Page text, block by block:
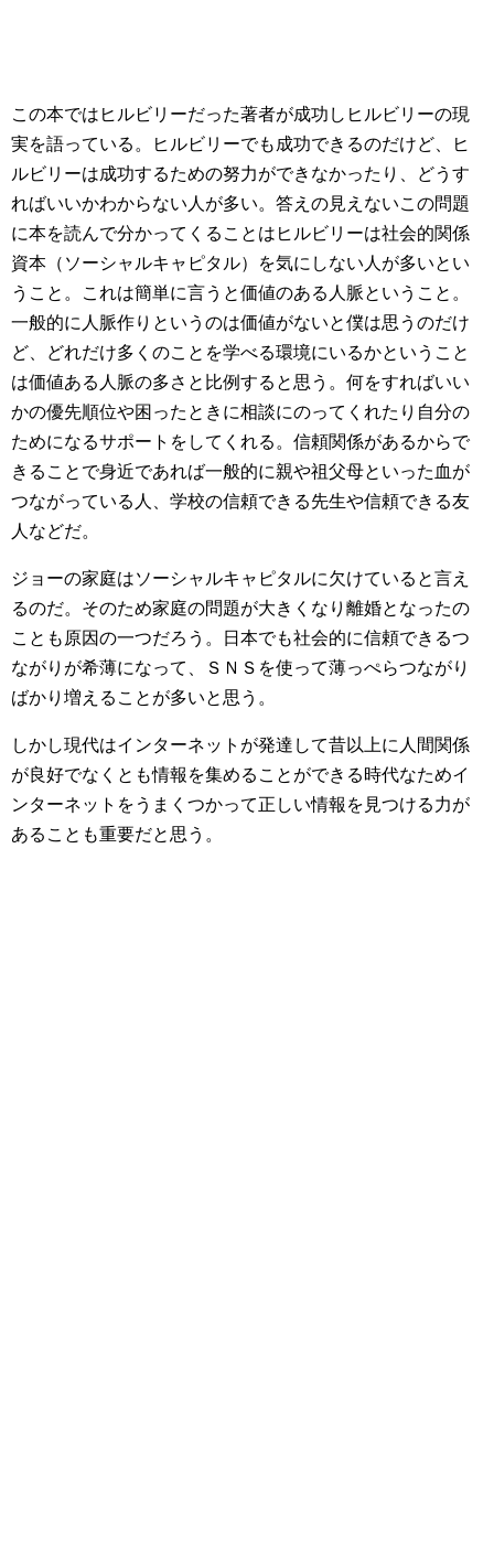
この本ではヒルビリーだった著者が成功しヒルビリーの現
実を語っている。ヒルビリーでも成功できるのだけど、ヒ
ルビリーは成功するための努力ができなかったり、どうす
ればいいかわからない人が多い。答えの見えないこの問題
に本を読んで分かってくることはヒルビリーは社会的関係
資本（ソーシャルキャピタル）を気にしない人が多いとい
うこと。これは簡単に言うと価値のある人脈ということ。
一般的に人脈作りというのは価値がないと僕は思うのだけ
ど、どれだけ多くのことを学べる環境にいるかということ
は価値ある人脈の多さと比例すると思う。何をすればいい
かの優先順位や困ったときに相談にのってくれたり自分の
ためになるサポートをしてくれる。信頼関係があるからで
きることで身近であれば一般的に親や祖父母といった血が
つながっている人、学校の信頼できる先生や信頼できる友
人などだ。
ジョーの家庭はソーシャルキャピタルに欠けていると言え
るのだ。そのため家庭の問題が大きくなり離婚となったの
ことも原因の一つだろう。日本でも社会的に信頼できるつ
ながりが希薄になって、ＳＮＳを使って薄っぺらつながり
ばかり増えることが多いと思う。
しかし現代はインターネットが発達して昔以上に人間関係
が良好でなくとも情報を集めることができる時代なためイ
ンターネットをうまくつかって正しい情報を見つける力が
あることも重要だと思う。